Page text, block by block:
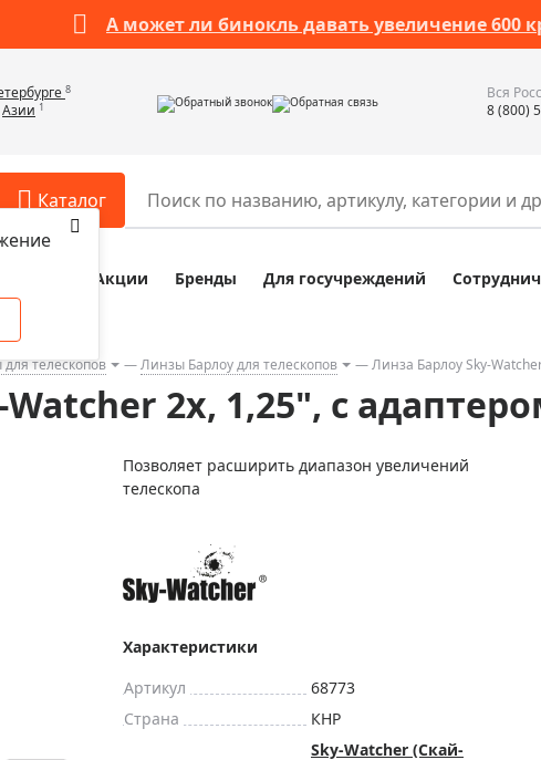
А может ли бинокль давать увеличение 600
8
Азии 1 Обратный звонок Обратная связь
Вся
8 (800)
Каталог
Аксессуары для микроскопов
Аксессуары для зрительных труб
Аксессуары для луп
Аксессуары для приборов ночного
Распродажа оптики по специальным
Распродажа выставочных образцов
Разное
Компасы
Наборы исследователя
Наборы для химических
Глобусы
Фонари
Акции Бренды Для госучреждений
для телескопов Линзы Барлоу для телескопов Линза Барлоу Sky-
2x, 1,25", с
Позволяет расширить диапазон увеличений
телескопа
Характеристики
Артикул
68773
Страна
КНР
Sky-Watcher (Скай-